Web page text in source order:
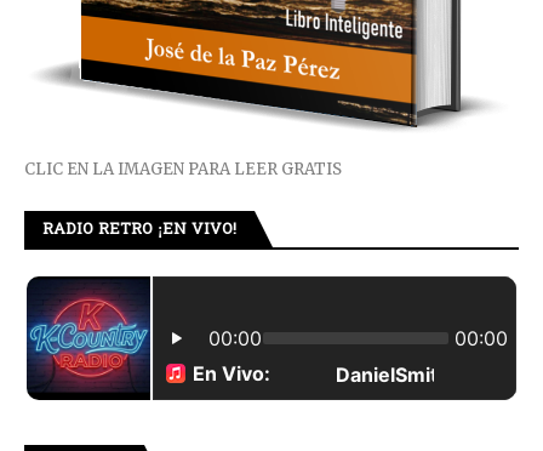
CLIC EN LA IMAGEN PARA LEER GRATIS
RADIO RETRO ¡EN VIVO!